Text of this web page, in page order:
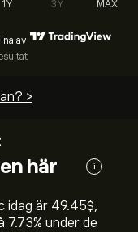
1Y 3Y MAX
av
>
här
i
idag är 49.45‎$‎,
under de